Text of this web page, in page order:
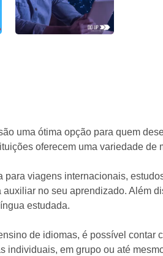
uma ótima opção para quem
oferecem uma variedade
viagens internacionais,
no seu aprendizado. Além
estudada.
de idiomas, é possível
individuais, em grupo ou até